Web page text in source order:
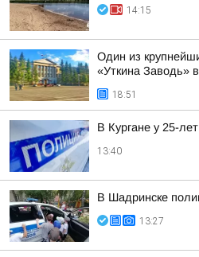
14:15
Один из
«Уткина Заводь»
18:51
В Кургане у 25-
13:40
В Шадринске
13:27